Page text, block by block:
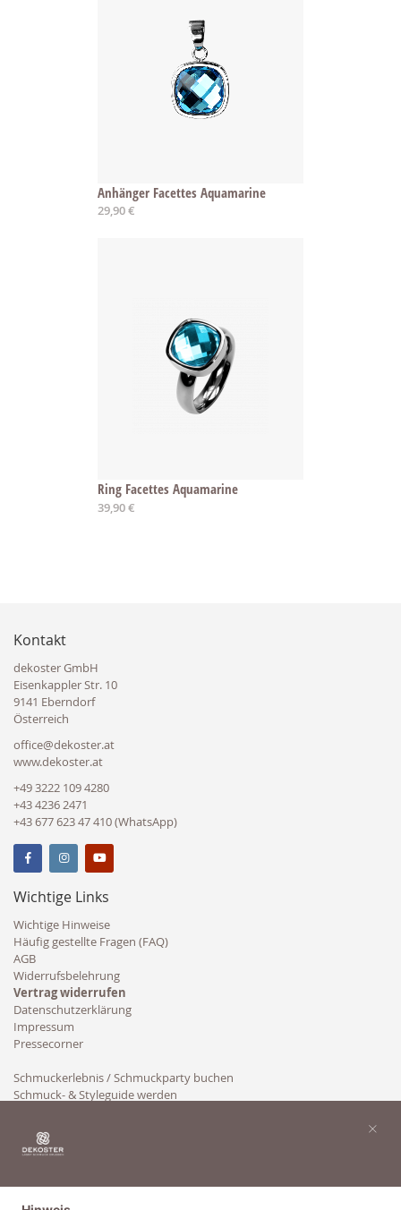
Anhänger Facettes Aquamarine
29,90 €
Ring Facettes Aquamarine
Ab
39,90 €
Kontakt
dekoster GmbH
Eisenkappler Str. 10
9141 Eberndorf
Österreich
office@dekoster.at
www.dekoster.at
+49 3222 109 4280
+43 4236 2471
+43 677 623 47 410 (WhatsApp)
Wichtige Links
Wichtige Hinweise
Häufig gestellte Fragen (FAQ)
AGB
Widerrufsbelehrung
Vertrag widerrufen
Datenschutzerklärung
Impressum
Pressecorner
Schmuckerlebnis / Schmuckparty buchen
Schmuck- & Styleguide werden
×